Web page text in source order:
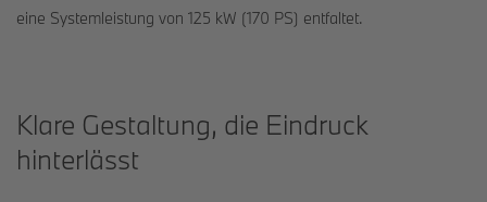
eine Systemleistung von 125 kW (170 PS) entfaltet.
Klare Gestaltung, die Eindruck
hinterlässt